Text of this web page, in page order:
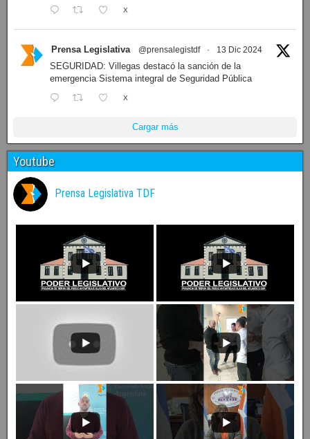
X
Prensa Legislativa @prensalegistdf · 13 Dic 2024
SEGURIDAD: Villegas destacó la sanción de la
emergencia Sistema integral de Seguridad Pública
X
Cargar más
Youtube
Prensa Legislativa TDF